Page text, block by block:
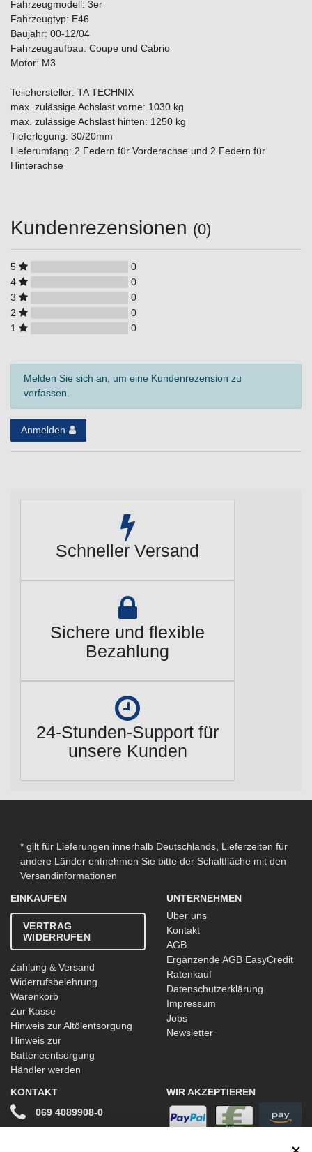
Fahrzeugmodell: 3er
Fahrzeugtyp: E46
Baujahr: 00-12/04
Fahrzeugaufbau: Coupe und Cabrio
Motor: M3
Teilehersteller: TA TECHNIX
max. zulässige Achslast vorne: 1030 kg
max. zulässige Achslast hinten: 1250 kg
Tieferlegung: 30/20mm
Lieferumfang: 2 Federn für Vorderachse und 2 Federn für
Hinterachse
Kundenrezensionen (0)
5
0
4
0
3
0
2
0
1
0
Melden Sie sich an, um eine Kundenrezension zu
verfassen.
Anmelden
Schneller Versand
Sichere und flexible
Bezahlung
24-Stunden-Support für
unsere Kunden
* gilt für Lieferungen innerhalb Deutschlands, Lieferzeiten für
andere Länder entnehmen Sie bitte der Schaltfläche mit den
Versandinformationen
EINKAUFEN
VERTRAG
WIDERRUFEN
Zahlung & Versand
Widerrufsbelehrung
Warenkorb
Zur Kasse
Hinweis zur Altölentsorgung
Hinweis zur
Batterieentsorgung
Händler werden
UNTERNEHMEN
Über uns
Kontakt
AGB
Ergänzende AGB EasyCredit
Ratenkauf
Datenschutzerklärung
Impressum
Jobs
Newsletter
KONTAKT
069 4089908-0
WIR AKZEPTIEREN